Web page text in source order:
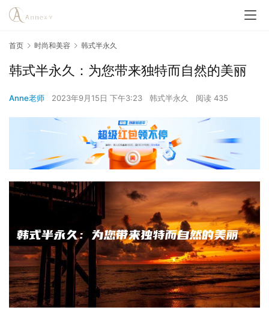
首页 时尚和美容 韩式半永久
韩式半永久：为您带来独特而自然的美丽
Anne老师 2023年9月15日 下午3:23 韩式半永久 阅读 435